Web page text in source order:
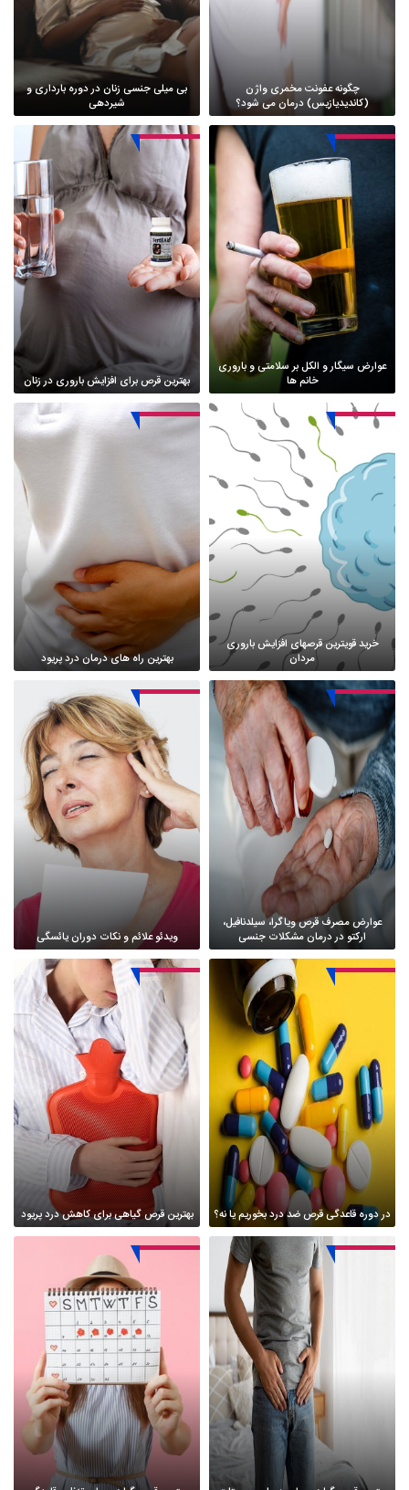
چگونه عفونت مخمری واژن
(کاندیدیازیس) درمان می شود؟
بی میلی جنسی زنان در دوره بارداری و
شیردهی
عوارض سیگار و الکل بر سلامتی و باروری
خانم ها
بهترین قرص برای افزایش باروری در زنان
خرید قویترین قرصهای افزایش باروری
مردان
بهترین راه های درمان درد پریود
عوارض مصرف قرص ویاگرا، سیلدنافیل،
ارکتو در درمان مشکلات جنسی
ویدئو علائم و نکات دوران یائسگی
در دوره قاعدگی قرص ضد درد بخوریم یا نه؟ بهترین قرص گیاهی برای کاهش درد پریود